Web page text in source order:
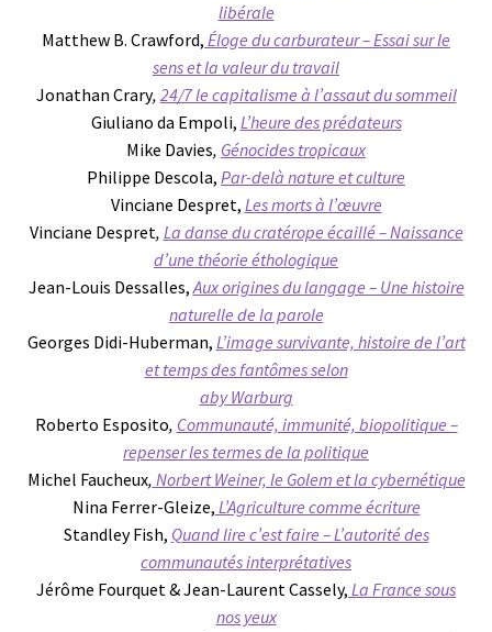
libérale
Matthew B. Crawford, Éloge du carburateur – Essai sur le
sens et la valeur du travail
Jonathan Crary, 24/7 le capitalisme à l’assaut du sommeil
Giuliano da Empoli, L’heure des prédateurs
Mike Davies, Génocides tropicaux
Philippe Descola, Par-delà nature et culture
Vinciane Despret, Les morts à l’œuvre
Vinciane Despret, La danse du cratérope écaillé – Naissance
d’une théorie éthologique
Jean-Louis Dessalles,Aux origines du langage – Une histoire
naturelle de la parole
Georges Didi-Huberman, L’image survivante, histoire de l’art
et temps des fantômes selon
aby Warburg
Roberto Esposito, Communauté, immunité, biopolitique –
repenser les termes de la politique
Michel Faucheux, Norbert Weiner, le Golem et la cybernétique
Nina Ferrer-Gleize, L’Agriculture comme écriture
Standley Fish, Quand lire c’est faire – L’autorité des
communautés interprétatives
Jérôme Fourquet & Jean-Laurent Cassely, La France sous
nos yeux